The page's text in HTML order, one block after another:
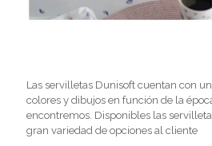
Las servilletas Dunisoft cuentan con
colores y dibujos en función de la
encontremos. Disponibles las
gran variedad de opciones al cliente